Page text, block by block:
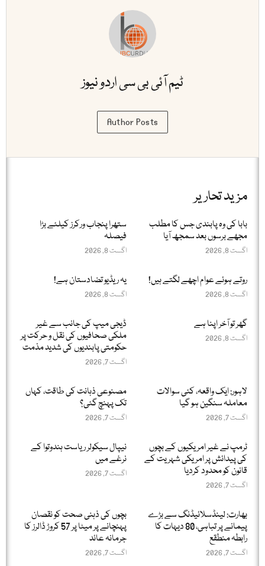
ٹیم آئی بی سی اردو نیوز
Author Posts
مزید تحاریر
بابا کی وہ پابندی جس کا مطلب
مجھے برسوں بعد سمجھ آیا
اگست 8, 2026
ستھرا پنجاب ورکرز کیلئے بڑا
فیصلہ
اگست 8, 2026
روتے ہوئے عوام اچھے لگتے ہیں!
اگست 8, 2026
یہ ریڈیو تضادستان ہے!
اگست 8, 2026
گھر تو آخر اپنا ہے
اگست 8, 2026
ڈیجی میپ کی جانب سے غیر
ملکی صحافیوں کی نقل و حرکت پر
حکومتی پابندیوں کی شدید مذمت
اگست 7, 2026
لاہور: ایک واقعہ، کئی سوالات
معاملہ سنگین ہو گیا
اگست 7, 2026
مصنوعی ذہانت کی طاقت، کہاں
تک پہنچ گئی؟
اگست 7, 2026
ٹرمپ نے غیر امریکیوں کے بچوں
کی پیدائش پر امریکی شہریت کے
قانون کو محدود کردیا
اگست 7, 2026
نیپال سیکولر ریاست ہندوتوا کے
نرغے میں
اگست 7, 2026
بھارت: لینڈسلائیڈنگ سے بڑے
پیمانے پر تباہی، 80 دیہات کا
رابطہ منطقع
اگست 7, 2026
بچوں کی ذہنی صحت کو نقصان
پہنچانے پر میٹا پر 57 کروڑ ڈالرز کا
جرمانہ عائد
اگست 7, 2026